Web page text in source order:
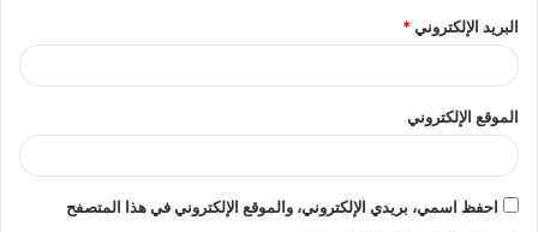
البريد الإلكتروني*
الموقع الإلكتروني
احفظ اسمي، بريدي الإلكتروني، والموقع الإلكتروني في هذا المتصفح